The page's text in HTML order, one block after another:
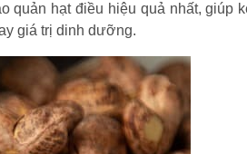
quản hạt điều hiệu quả nhất, giúp
giá trị dinh dưỡng.